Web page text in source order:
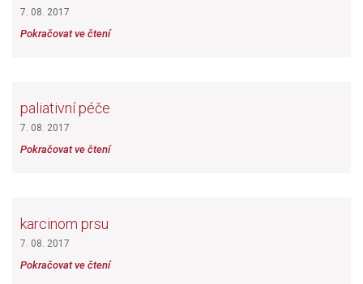
7. 08. 2017
Pokračovat ve čtení
paliativní péče
7. 08. 2017
Pokračovat ve čtení
karcinom prsu
7. 08. 2017
Pokračovat ve čtení